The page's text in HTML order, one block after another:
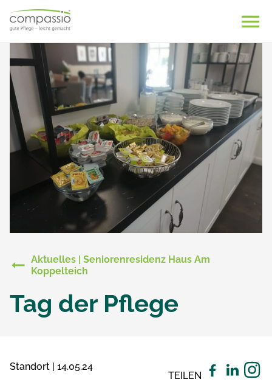
content
Aktuelles | Seniorenresidenz Haus Am
Koppelteich
Tag der Pflege
Standort | 14.05.24
TEILEN